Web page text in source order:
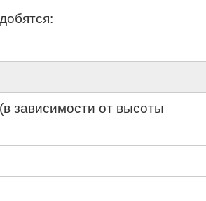
зависимости от высоты